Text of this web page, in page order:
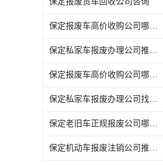
保定报废车高价收购公司哪家便宜
保定私家车报废办理公司推荐几家
保定报废车高价收购公司哪家强
保定私家车报废办理公司找哪家
保定老旧车正规报废公司哪家可靠
保定机动车报废注销公司推荐几家